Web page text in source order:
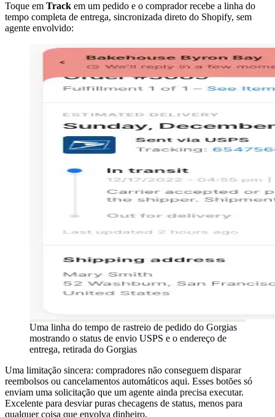
Toque em Track em um pedido e o comprador recebe a linha do
tempo completa de entrega, sincronizada direto do Shopify, sem
agente envolvido:
Uma linha do tempo de rastreio de pedido do Gorgias
mostrando o status de envio USPS e o endereço de
entrega, retirada do Gorgias
Uma limitação sincera: compradores não conseguem disparar
reembolsos ou cancelamentos automáticos aqui. Esses botões só
enviam uma solicitação que um agente ainda precisa executar.
Excelente para desviar puras checagens de status, menos para
qualquer coisa que envolva dinheiro.